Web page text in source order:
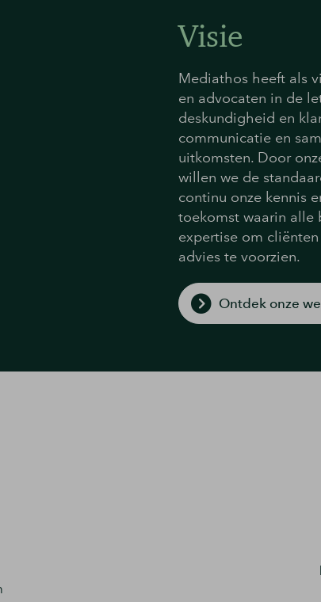
Visie
Mediathos heeft als
en advocaten in de
deskundigheid en
communicatie en
uitkomsten. Door
willen we de
continu onze kennis
toekomst waarin alle
expertise om
advies te voorzien.
Ontdek onze